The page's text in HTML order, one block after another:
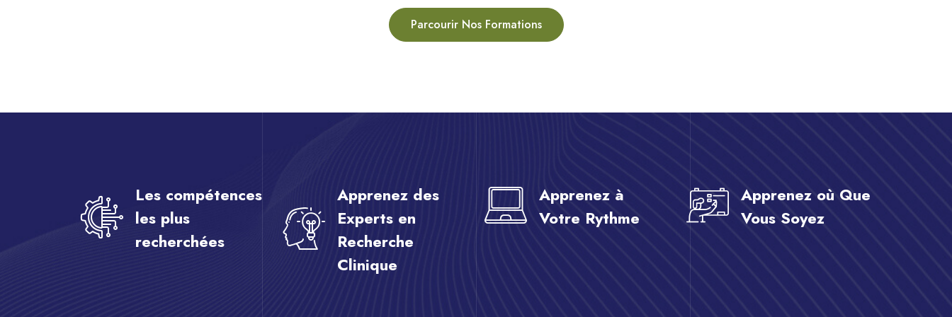
Parcourir Nos Formations
Les compétences
les plus
recherchées
Apprenez des
Experts en
Recherche
Clinique
Apprenez à
Votre Rythme
Apprenez où Que
Vous Soyez